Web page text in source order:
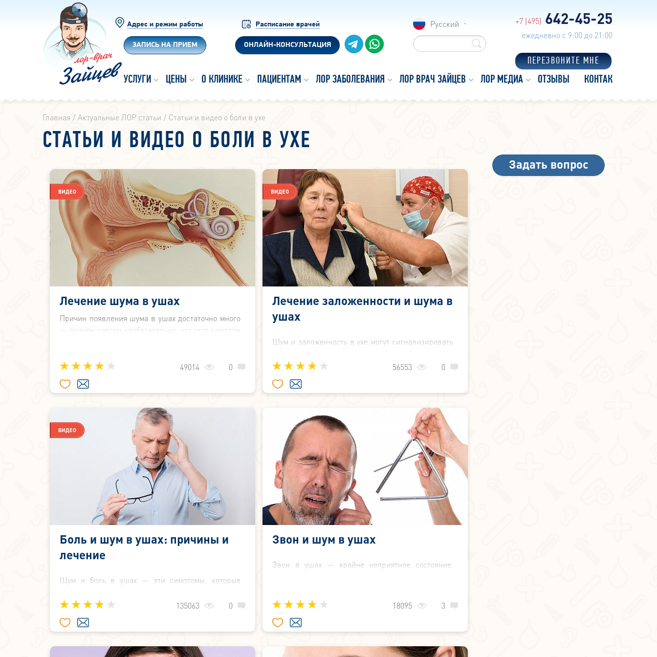
Адрес и режим работы
ЗАПИСЬ НА ПРИЕМ
Расписание врачей
ОНЛАЙН-КОНСУЛЬТАЦИЯ
Русский +7 (495) 642-45-25
ежедневно с 9:00 до 21:00
ПЕРЕЗВОНИТЕ МНЕ
УСЛУГИ ЦЕНЫ О КЛИНИКЕ ПАЦИЕНТАМ ЛОР ЗАБОЛЕВАНИЯ ЛОР ВРАЧ ЗАЙЦЕВ ЛОР МЕДИА ОТЗЫВЫ КОНТАКТЫ
Главная Актуальные ЛОР статьи Статьи и видео о боли в ухе
СТАТЬИ И ВИДЕО О БОЛИ В УХЕ
ВИДЕО
Лечение шума в ушах
Причин появления шума в ушах достаточно много
— причём совсем необязательно, что этот симптом
выявить причину звона в ушах и назначить
49014 0
ВИДЕО
Лечение заложенности и шума в
ушах
Шум и заложенность в ухе могут сигнализировать
проходящих в организме, не всегда связанных
спровоцировать появление таких неприятных
быть заложенность и гул в ушах? В каких случаях
без медицинской помощи не обойтись? Ответы на
эти вопросы вы найдёте в новой статье.
56553 0
ВИДЕО
Боль и шум в ушах: причины и
лечение
Шум и боль в ушах — эти симптомы, которые
состояние также сопровождается чувством
очень непросто. Чтобы избавиться от шума в ушах,
неприятный симптом. Ведь причина не всегда
135063 0
Звон и шум в ушах
Звон в ушах — крайне неприятное состояние.
звенит постоянно? Единственно верный выход —
обратиться к врачу для проведения диагностики и
назначения эффективного лечения. Причин,
которые вызывают звон в ухе, очень много, и
далеко не все связаны с болезнями ушей. Бывает,
18095 3
Задать вопрос